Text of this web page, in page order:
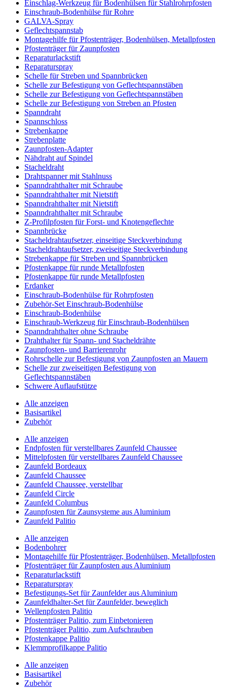
Einschlag-Werkzeug für Bodenhülsen für Stahlrohrpfosten
Einschraub-Bodenhülse für Rohre
GALVA-Spray
Geflechtspannstab
Montagehilfe für Pfostenträger, Bodenhülsen, Metallpfosten
Pfostenträger für Zaunpfosten
Reparaturlackstift
Reparaturspray
Schelle für Streben und Spannbrücken
Schelle zur Befestigung von Geflechtspannstäben
Schelle zur Befestigung von Geflechtspannstäben
Schelle zur Befestigung von Streben an Pfosten
Spanndraht
Spannschloss
Strebenkappe
Strebenplatte
Zaunpfosten-Adapter
Nähdraht auf Spindel
Stacheldraht
Drahtspanner mit Stahlnuss
Spanndrahthalter mit Schraube
Spanndrahthalter mit Nietstift
Spanndrahthalter mit Nietstift
Spanndrahthalter mit Schraube
Z-Profilpfosten für Forst- und Knotengeflechte
Spannbrücke
Stacheldrahtaufsetzer, einseitige Steckverbindung
Stacheldrahtaufsetzer, zweiseitige Steckverbindung
Strebenkappe für Streben und Spannbrücken
Pfostenkappe für runde Metallpfosten
Pfostenkappe für runde Metallpfosten
Erdanker
Einschraub-Bodenhülse für Rohrpfosten
Zubehör-Set Einschraub-Bodenhülse
Einschraub-Bodenhülse
Einschraub-Werkzeug für Einschraub-Bodenhülsen
Spanndrahthalter ohne Schraube
Drahthalter für Spann- und Stacheldrähte
Zaunpfosten- und Barrierenrohr
Rohrschelle zur Befestigung von Zaunpfosten an Mauern
Schelle zur zweiseitigen Befestigung von
Geflechtspannstäben
Schwere Auflaufstütze
Alle anzeigen
Basisartikel
Zubehör
Alle anzeigen
Endpfosten für verstellbares Zaunfeld Chaussee
Mittelpfosten für verstellbares Zaunfeld Chaussee
Zaunfeld Bordeaux
Zaunfeld Chaussee
Zaunfeld Chaussee, verstellbar
Zaunfeld Circle
Zaunfeld Columbus
Zaunpfosten für Zaunsysteme aus Aluminium
Zaunfeld Palitio
Alle anzeigen
Bodenbohrer
Montagehilfe für Pfostenträger, Bodenhülsen, Metallpfosten
Pfostenträger für Zaunpfosten aus Aluminium
Reparaturlackstift
Reparaturspray
Befestigungs-Set für Zaunfelder aus Aluminium
Zaunfeldhalter-Set für Zaunfelder, beweglich
Wellenpfosten Palitio
Pfostenträger Palitio, zum Einbetonieren
Pfostenträger Palitio, zum Aufschrauben
Pfostenkappe Palitio
Klemmprofilkappe Palitio
Alle anzeigen
Basisartikel
Zubehör